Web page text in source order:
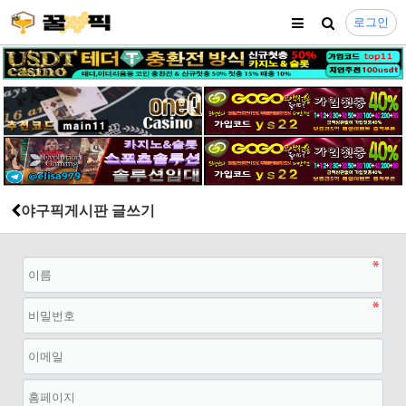
로그인
야구픽게시판 글쓰기